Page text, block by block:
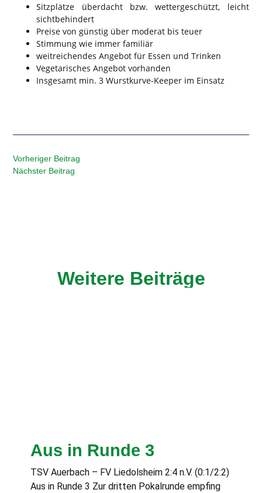
Sitzplätze überdacht bzw. wettergeschützt, leicht
sichtbehindert
Preise von günstig über moderat bis teuer
Stimmung wie immer familiär
weitreichendes Angebot für Essen und Trinken
Vegetarisches Angebot vorhanden
Insgesamt min. 3 Wurstkurve-Keeper im Einsatz
Vorheriger Beitrag
Nächster Beitrag
Weitere Beiträge
Aus in Runde 3
TSV Auerbach – FV Liedolsheim 2:4 n.V. (0:1/2:2)
Aus in Runde 3 Zur dritten Pokalrunde empfing